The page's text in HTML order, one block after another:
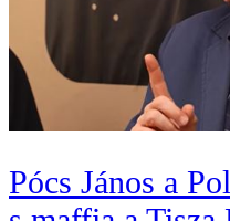
Pócs János a